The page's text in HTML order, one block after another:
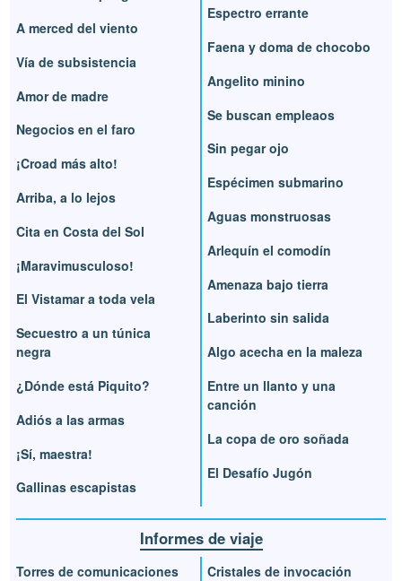
A merced del viento
Vía de subsistencia
Amor de madre
Negocios en el faro
¡Croad más alto!
Arriba, a lo lejos
Cita en Costa del Sol
¡Maravimusculoso!
El Vistamar a toda vela
Secuestro a un túnica
negra
¿Dónde está Piquito?
Adiós a las armas
¡Sí, maestra!
Gallinas escapistas
Espectro errante
Faena y doma de chocobo
Angelito minino
Se buscan empleaos
Sin pegar ojo
Espécimen submarino
Aguas monstruosas
Arlequín el comodín
Amenaza bajo tierra
Laberinto sin salida
Algo acecha en la maleza
Entre un llanto y una
canción
La copa de oro soñada
El Desafío Jugón
Informes de viaje
Torres de comunicaciones
Cristales de invocación